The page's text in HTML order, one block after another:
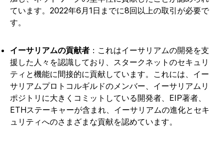
ています。2022年6月1日までに8回以上の取引が必要で
す。
イーサリアムの貢献者 ：これはイーサリアムの開発を支
援した人々を認識しており、スタークネットのセキュリ
ティと機能に間接的に貢献しています。これには、イー
サリアムプロトコルギルドのメンバー、イーサリアムリ
ポジトリに大きくコミットしている開発者、EIP著者、
ETHステーキャーが含まれ、イーサリアムの進化とセキ
ュリティへのさまざまな貢献を認めています。